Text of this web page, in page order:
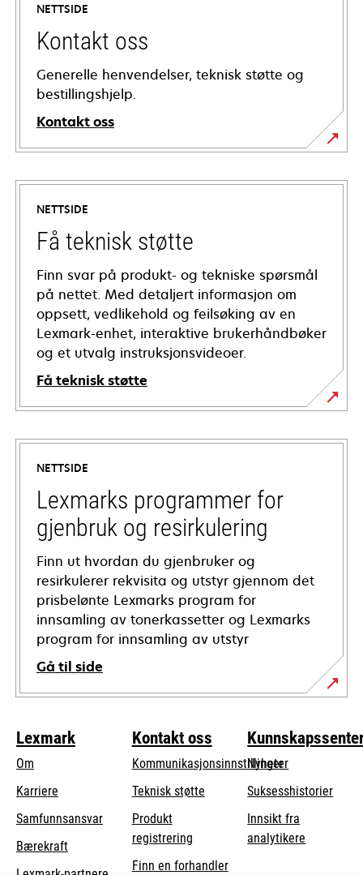
NETTSIDE
Kontakt oss
Generelle henvendelser, teknisk støtte og
bestillingshjelp.
Kontakt oss
NETTSIDE
Få teknisk støtte
Finn svar på produkt- og tekniske spørsmål
på nettet. Med detaljert informasjon om
oppsett, vedlikehold og feilsøking av en
Lexmark-enhet, interaktive brukerhåndbøker
og et utvalg instruksjonsvideoer.
Få teknisk støtte
opens
in
new
tab
NETTSIDE
Lexmarks programmer for
gjenbruk og resirkulering
Finn ut hvordan du gjenbruker og
resirkulerer rekvisita og utstyr gjennom det
prisbelønte Lexmarks program for
innsamling av tonerkassetter og Lexmarks
program for innsamling av utstyr
Gå til side
Lexmark
Om
Karriere
Samfunnsansvaropens
Bærekraft
Kontakt oss
Kommunikasjonsinnstillinger
Teknisk støtteopens
tab
Produkt
registrering
Finn en forhandler
Nyheter
Suksesshistorier
Innsikt fra
analytikere